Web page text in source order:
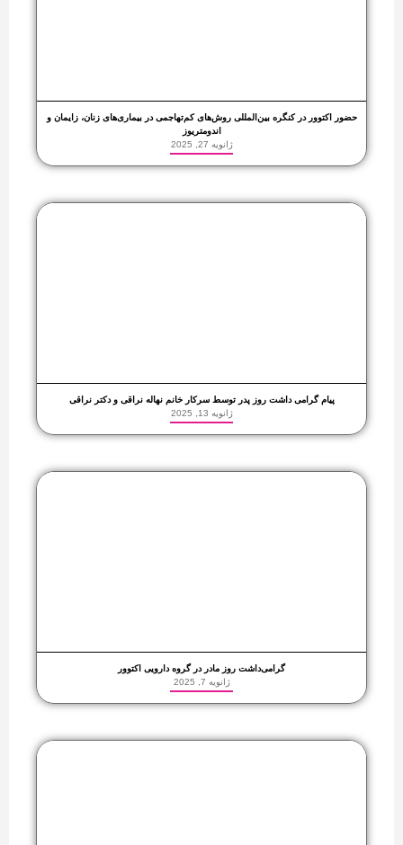
حضور اکتوور در کنگره بین‌المللی روش‌های کم‌تهاجمی در بیماری‌های زنان، زایمان و
اندومتریوز
ژانویه 27, 2025
پیام گرامی داشت روز پدر توسط سرکار خانم نهاله نراقی و دکتر نراقی
ژانویه 13, 2025
گرامی‌داشت روز مادر در گروه دارویی اکتوور
ژانویه 7, 2025